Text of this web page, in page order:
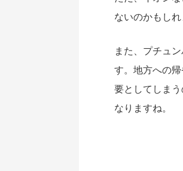
ないのかもしれ
また、プチュ
す。地方への
要としてしま
なりますね。